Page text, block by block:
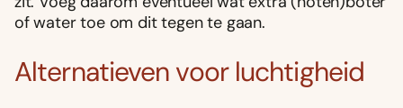
of water toe om dit tegen te gaan.
Alternatieven voor luchtigheid